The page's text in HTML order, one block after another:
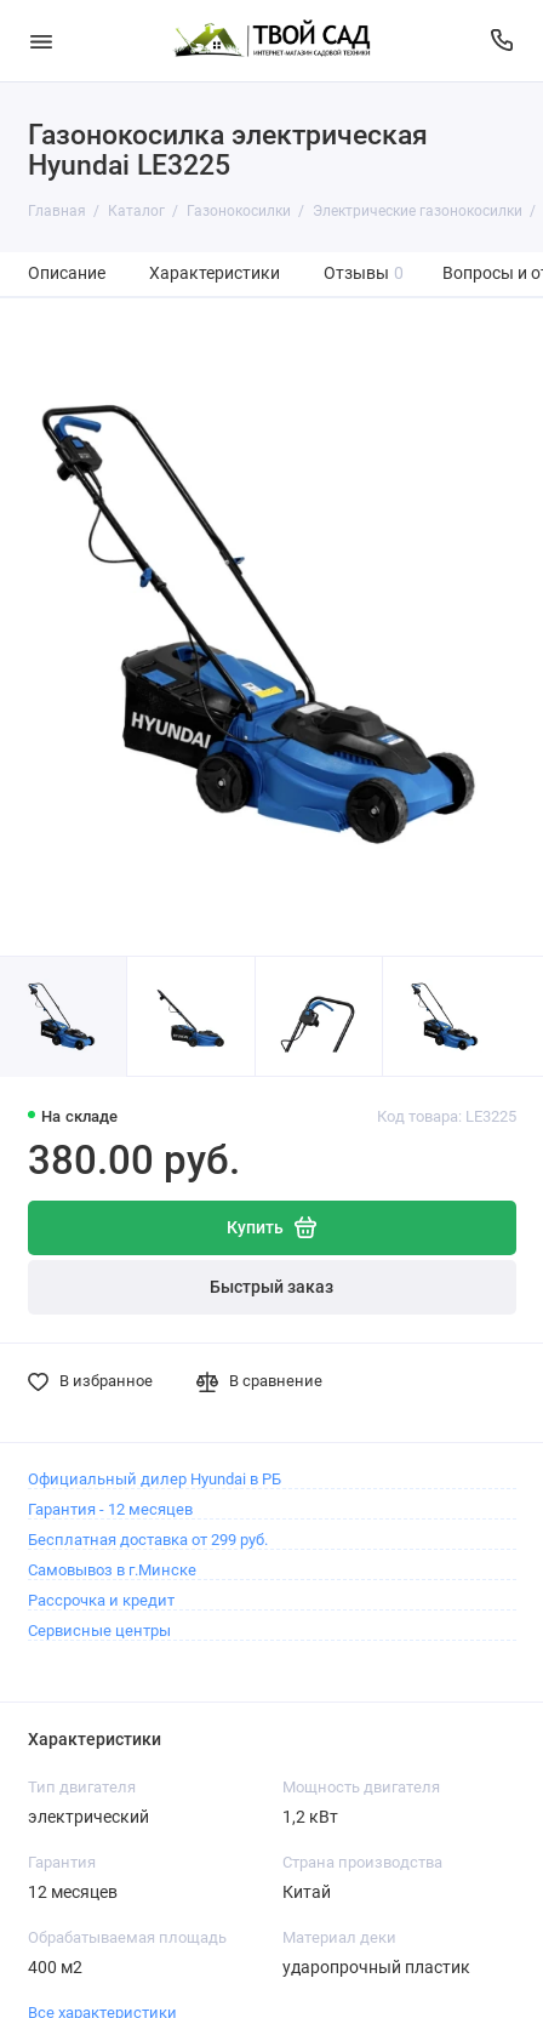
Газонокосилка электрическая
Hyundai LE3225
Главная Каталог Газонокосилки Электрические газонокосилки
Описание Характеристики Отзывы 0 Вопросы и
На складе Код товара: LE3225
380.00 pуб.
Купить
Быстрый заказ
В избранное В сравнение
Официальный дилер Hyundai в РБ
Гарантия - 12 месяцев
Бесплатная доставка от 299 руб.
Самовывоз в г.Минске
Рассрочка и кредит
Сервисные центры
Характеристики
Тип двигателя
электрический
Мощность двигателя
1,2 кВт
Гарантия
12 месяцев
Страна производства
Китай
Обрабатываемая площадь
400 м2
Материал деки
ударопрочный пластик
Все характеристики